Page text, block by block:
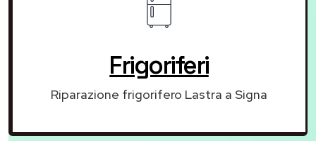
Frigoriferi
Riparazione frigorifero Lastra a Signa